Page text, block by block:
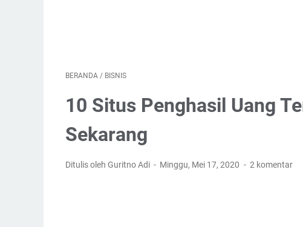
BERANDA / BISNIS
10 Situs Penghasil Uang
Sekarang
Ditulis oleh Guritno Adi Minggu, Mei 17, 2020 2 komentar